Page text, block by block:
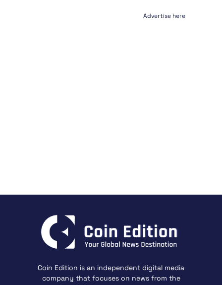
Advertise here
Coin Edition is an independent digital media
company that focuses on news from the